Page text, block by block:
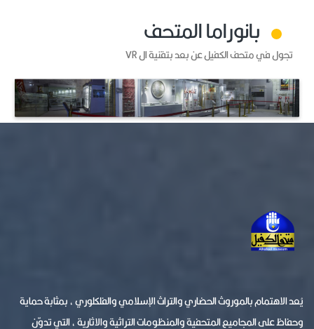
بانوراما المتحف
تجول في متحف الكفيل عن بعد بتقنية ال VR
يُعد الاهتمام بالموروث الحضاري والتراث الإسلامي والفلكلوري ، بمثابة حماية
وحفاظ على المجاميع المتحفية والمنظومات التراثية والاثارية ، التي تدوّن